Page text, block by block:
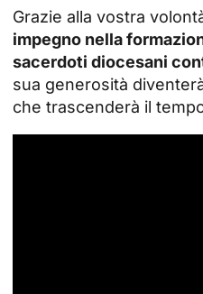
Grazie alla vostra
impegno nella
sacerdoti diocesani
sua generosità
che trascenderà il